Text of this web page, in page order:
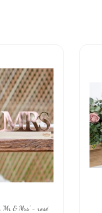
'Mr & Mrs' - rosé